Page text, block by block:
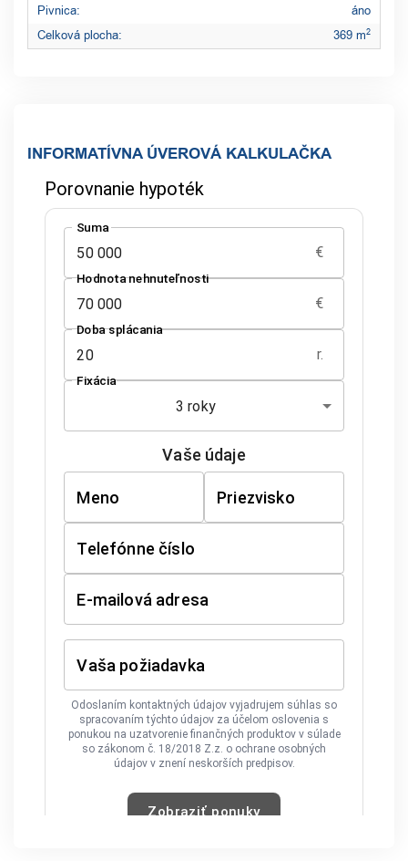
Pivnica:
áno
Celková plocha:
369 m2
INFORMATÍVNA ÚVEROVÁ KALKULAČKA